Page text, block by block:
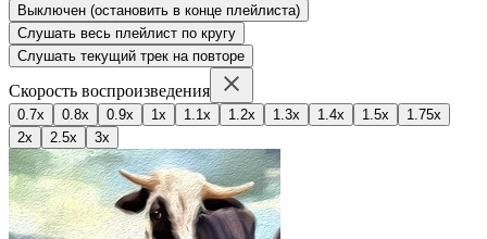
Выключен (остановить в конце плейлиста)
Слушать весь плейлист по кругу
Слушать текущий трек на повторе
Скорость воспроизведения
0.7x 0.8x 0.9x 1x 1.1x 1.2x 1.3x 1.4x 1.5x
1.75x
2x
2.5x 3x